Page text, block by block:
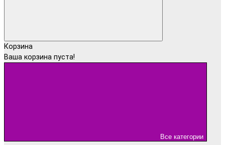
Корзина
Ваша корзина пуста!
Все категории